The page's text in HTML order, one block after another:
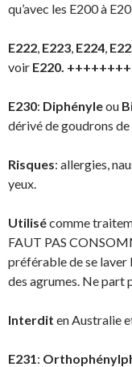
qu’avec les E200 à
E222, E223, E224,
voir E220.
E230: Diphényleou
dérivé de goudrons
Risques: allergies,
yeux.
Utilisécomme
FAUT PAS
préférable de se laver
des agrumes. Ne part
Interdit en Australie
E231: